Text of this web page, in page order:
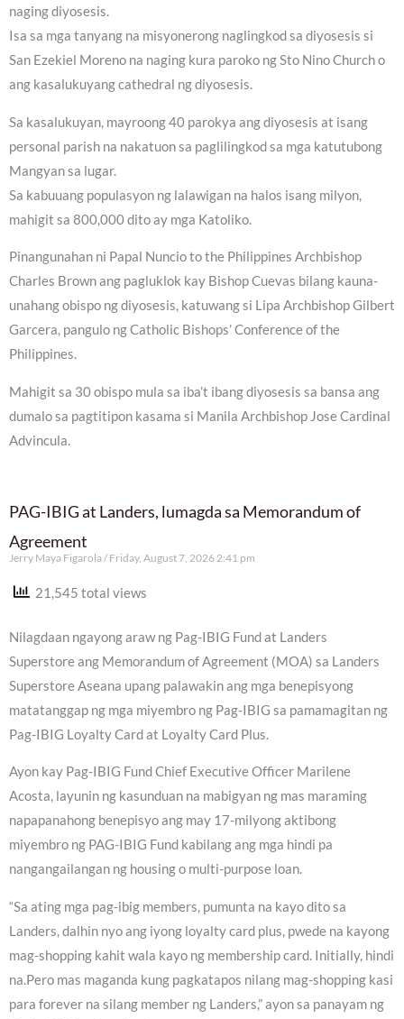
naging diyosesis.
Isa sa mga tanyang na misyonerong naglingkod sa diyosesis si
San Ezekiel Moreno na naging kura paroko ng Sto Nino Church o
ang kasalukuyang cathedral ng diyosesis.
Sa kasalukuyan, mayroong 40 parokya ang diyosesis at isang
personal parish na nakatuon sa paglilingkod sa mga katutubong
Mangyan sa lugar.
Sa kabuuang populasyon ng lalawigan na halos isang milyon,
mahigit sa 800,000 dito ay mga Katoliko.
Pinangunahan ni Papal Nuncio to the Philippines Archbishop
Charles Brown ang pagluklok kay Bishop Cuevas bilang kauna-
unahang obispo ng diyosesis, katuwang si Lipa Archbishop Gilbert
Garcera, pangulo ng Catholic Bishops’ Conference of the
Philippines.
Mahigit sa 30 obispo mula sa iba’t ibang diyosesis sa bansa ang
dumalo sa pagtitipon kasama si Manila Archbishop Jose Cardinal
Advincula.
PAG-IBIG at Landers, lumagda sa Memorandum of
Agreement
Jerry Maya Figarola Friday, August 7, 2026 2:41 pm
21,545 total views
Nilagdaan ngayong araw ng Pag-IBIG Fund at Landers
Superstore ang Memorandum of Agreement (MOA) sa Landers
Superstore Aseana upang palawakin ang mga benepisyong
matatanggap ng mga miyembro ng Pag-IBIG sa pamamagitan ng
Pag-IBIG Loyalty Card at Loyalty Card Plus.
Ayon kay Pag-IBIG Fund Chief Executive Officer Marilene
Acosta, layunin ng kasunduan na mabigyan ng mas maraming
napapanahong benepisyo ang may 17-milyong aktibong
miyembro ng PAG-IBIG Fund kabilang ang mga hindi pa
nangangailangan ng housing o multi-purpose loan.
“Sa ating mga pag-ibig members, pumunta na kayo dito sa
Landers, dalhin nyo ang iyong loyalty card plus, pwede na kayong
mag-shopping kahit wala kayo ng membership card. Initially, hindi
na.Pero mas maganda kung pagkatapos nilang mag-shopping kasi
para forever na silang member ng Landers,” ayon sa panayam ng